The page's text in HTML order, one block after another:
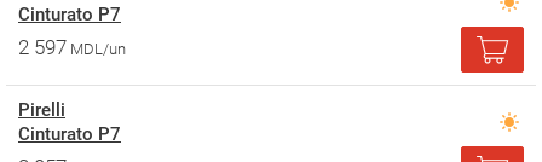
Cinturato P7
2 597 MDL/un
Pirelli
Cinturato P7